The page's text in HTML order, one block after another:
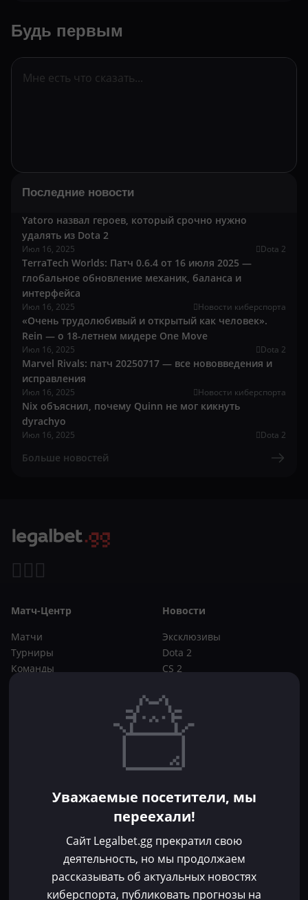
Будь первым
Последние новости
Yatoro назвал героев, который срочно нужно
удалять из Dota 2
Июл 16, 2025 Dota 2
TerraTech Worlds: Патч 0.6.4 от 16 июля 2025 —
глобальное обновление механик, баланса и
интерфейса
Июл 16, 2025 Новости киберспорта
«Очень трудолюбивый и открытый как человек».
Rein — о 18-летнем мидере One Move
Июл 16, 2025 Dota 2
Marvel Rivals: патч 20250717 — все нововведения и
исправления
Июл 16, 2025 Новости киберспорта
Nix объяснил, почему Quinn не мог кикнуть
dyrachyo
Июл 16, 2025 Dota 2
Больше новостей
Матч-Центр
Матчи
Турниры
Команды
Новости
Эксклюзивы
Dota 2
CS 2
Букмекеры
CS 2
Фрибеты
Без депозита
Контакты
Уважаемые посетители, мы
переехали!
Сайт Legalbet.gg прекратил свою
деятельность, но мы продолжаем
рассказывать об актуальных новостях
киберспорта, публиковать прогнозы на